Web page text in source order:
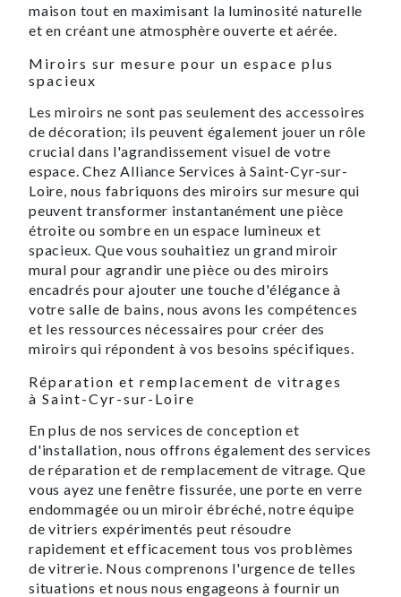
maison tout en maximisant la luminosité naturelle
et en créant une atmosphère ouverte et aérée.
Miroirs sur mesure pour un espace plus
spacieux
Les miroirs ne sont pas seulement des accessoires
de décoration; ils peuvent également jouer un rôle
crucial dans l'agrandissement visuel de votre
espace. Chez Alliance Services à Saint-Cyr-sur-
Loire, nous fabriquons des miroirs sur mesure qui
peuvent transformer instantanément une pièce
étroite ou sombre en un espace lumineux et
spacieux. Que vous souhaitiez un grand miroir
mural pour agrandir une pièce ou des miroirs
encadrés pour ajouter une touche d'élégance à
votre salle de bains, nous avons les compétences
et les ressources nécessaires pour créer des
miroirs qui répondent à vos besoins spécifiques.
Réparation et remplacement de vitrages
à Saint-Cyr-sur-Loire
En plus de nos services de conception et
d'installation, nous offrons également des services
de réparation et de remplacement de vitrage. Que
vous ayez une fenêtre fissurée, une porte en verre
endommagée ou un miroir ébréché, notre équipe
de vitriers expérimentés peut résoudre
rapidement et efficacement tous vos problèmes
de vitrerie. Nous comprenons l'urgence de telles
situations et nous nous engageons à fournir un